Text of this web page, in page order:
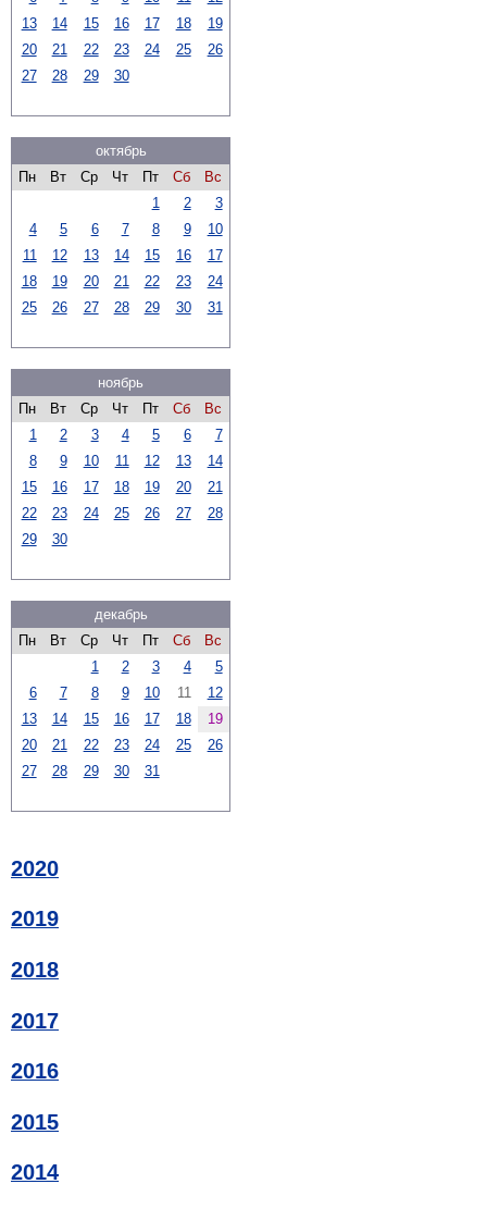
13
14 15 16 17 18
19
20
21 22 23 24 25
26
27
28 29 30
октябрь
Пн
Вт Ср Чт Пт Сб
Вс
1
2
3
4
5 6 7 8 9
10
11
12 13 14 15 16
17
18
19 20 21 22 23
24
25
26 27 28 29 30 31
ноябрь
Пн
Вт Ср Чт Пт Сб
Вс
1
2 3 4 5 6
7
8
9 10 11 12 13
14
15
16 17 18 19 20
21
22
23 24 25 26 27
28
29
30
декабрь
Пн
Вт Ср Чт Пт Сб
Вс
1
2 3 4
5
6
7 8 9 10 11
12
13
14 15 16 17 18
19
20
21 22 23 24 25
26
27
28 29 30 31
2020
2019
2018
2017
2016
2015
2014